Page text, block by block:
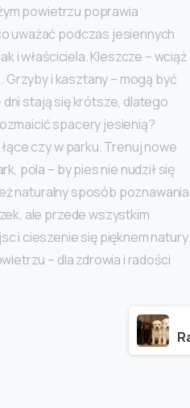
powietrzu poprawia
uważać podczas jesiennych
i właściciela. Kleszcze – wciąż
i kasztany – mogą być
stają się krótsze, dlatego
spacery jesienią?
czy w parku. Trenuj nowe
pola – by pies nie nudził się
naturalny sposób poznawania
ale przede wszystkim
i cieszenie się pięknem natury.
– dla zdrowia i radości